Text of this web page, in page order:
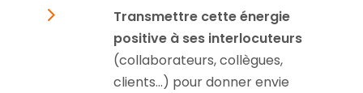
5
Transmettre cette énergie
positive à ses interlocuteurs
(collaborateurs, collègues,
clients…) pour donner envie